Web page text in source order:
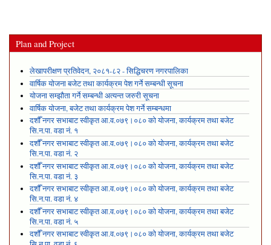
Plan and Project
लेखापरीक्षण प्रतिवेदन, २०८१-८२ - सिद्धिचरण नगरपालिका
वार्षिक योजना बजेट तथा कार्यक्रम पेश गर्ने सम्बन्धी सूचना
योजना सम्झौता गर्ने सम्बन्धी अत्यन्त जरुरी सूचना
वार्षिक योजना, बजेट तथा कार्यक्रम पेश गर्ने सम्बन्धमा
दशौँ नगर सभाबाट स्वीकृत आ.व.०७९।०८० को योजना, कार्यक्रम तथा बजेट
सि.न.पा. वडा नं. १
दशौँ नगर सभाबाट स्वीकृत आ.व.०७९।०८० को योजना, कार्यक्रम तथा बजेट
सि.न.पा. वडा नं. २
दशौँ नगर सभाबाट स्वीकृत आ.व.०७९।०८० को योजना, कार्यक्रम तथा बजेट
सि.न.पा. वडा नं. ३
दशौँ नगर सभाबाट स्वीकृत आ.व.०७९।०८० को योजना, कार्यक्रम तथा बजेट
सि.न.पा. वडा नं. ४
दशौँ नगर सभाबाट स्वीकृत आ.व.०७९।०८० को योजना, कार्यक्रम तथा बजेट
सि.न.पा. वडा नं. ५
दशौँ नगर सभाबाट स्वीकृत आ.व.०७९।०८० को योजना, कार्यक्रम तथा बजेट